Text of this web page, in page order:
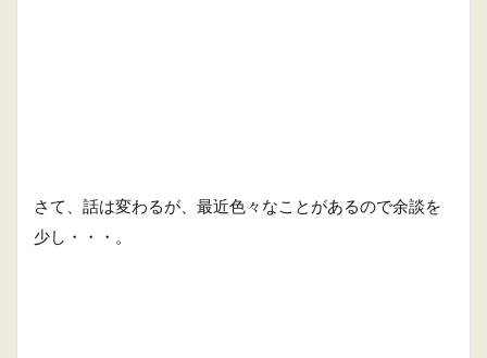
さて、話は変わるが、最近色々なことがあるので余談を
少し・・・。